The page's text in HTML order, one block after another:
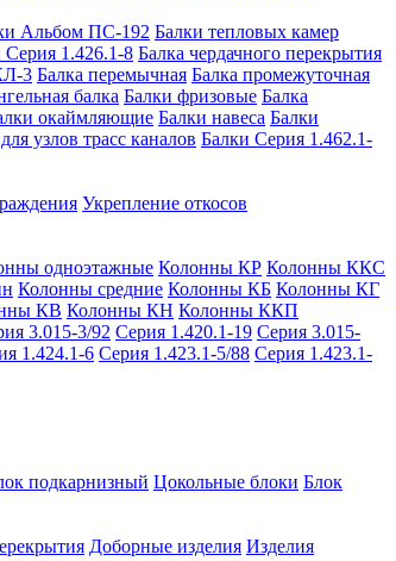
Альбом ПС-192 Балки тепловых камер
1.426.1-8 Балка чердачного перекрытия
3 Балка перемычная Балка промежуточная
балка Балки фризовые Балка
окаймляющие Балки навеса Балки
узлов трасс каналов Балки Серия 1.462.1-
Укрепление откосов
одноэтажные Колонны КР Колонны ККС
Колонны средние Колонны КБ Колонны КГ
КВ Колонны КН Колонны ККП
3.015-3/92 Серия 1.420.1-19 Серия 3.015-
1.424.1-6 Серия 1.423.1-5/88 Серия 1.423.1-
подкарнизный Цокольные блоки Блок
Доборные изделия Изделия